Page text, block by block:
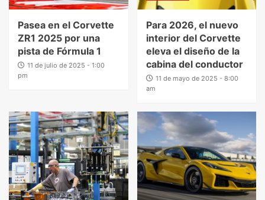
Pasea en el Corvette
ZR1 2025 por una
pista de Fórmula 1
11 de julio de 2025 - 1:00
pm
Para 2026, el nuevo
interior del Corvette
eleva el diseño de la
cabina del conductor
11 de mayo de 2025 - 8:00
am